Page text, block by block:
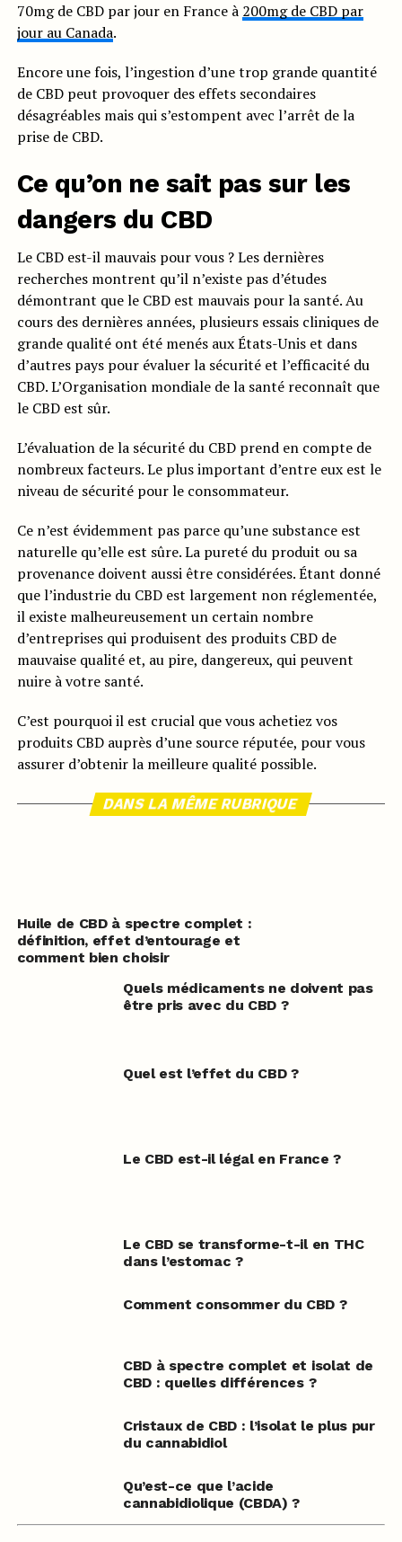
70mg de CBD par jour en France à 200mg de CBD par
jour au Canada.
Encore une fois, l’ingestion d’une trop grande quantité
de CBD peut provoquer des effets secondaires
désagréables mais qui s’estompent avec l’arrêt de la
prise de CBD.
Ce qu’on ne sait pas sur les
dangers du CBD
Le CBD est-il mauvais pour vous ? Les dernières
recherches montrent qu’il n’existe pas d’études
démontrant que le CBD est mauvais pour la santé. Au
cours des dernières années, plusieurs essais cliniques de
grande qualité ont été menés aux États-Unis et dans
d’autres pays pour évaluer la sécurité et l’efficacité du
CBD. L’Organisation mondiale de la santé reconnaît que
le CBD est sûr.
L’évaluation de la sécurité du CBD prend en compte de
nombreux facteurs. Le plus important d’entre eux est le
niveau de sécurité pour le consommateur.
Ce n’est évidemment pas parce qu’une substance est
naturelle qu’elle est sûre. La pureté du produit ou sa
provenance doivent aussi être considérées. Étant donné
que l’industrie du CBD est largement non réglementée,
il existe malheureusement un certain nombre
d’entreprises qui produisent des produits CBD de
mauvaise qualité et, au pire, dangereux, qui peuvent
nuire à votre santé.
C’est pourquoi il est crucial que vous achetiez vos
produits CBD auprès d’une source réputée, pour vous
assurer d’obtenir la meilleure qualité possible.
DANS LA MÊME RUBRIQUE
Huile de CBD à spectre complet :
définition, effet d’entourage et
comment bien choisir
Quels médicaments ne doivent pas
être pris avec du CBD ?
Quel est l’effet du CBD ?
Le CBD est-il légal en France ?
Le CBD se transforme-t-il en THC
dans l’estomac ?
Comment consommer du CBD ?
CBD à spectre complet et isolat de
CBD : quelles différences ?
Cristaux de CBD : l’isolat le plus pur
du cannabidiol
Qu’est-ce que l’acide
cannabidiolique (CBDA) ?